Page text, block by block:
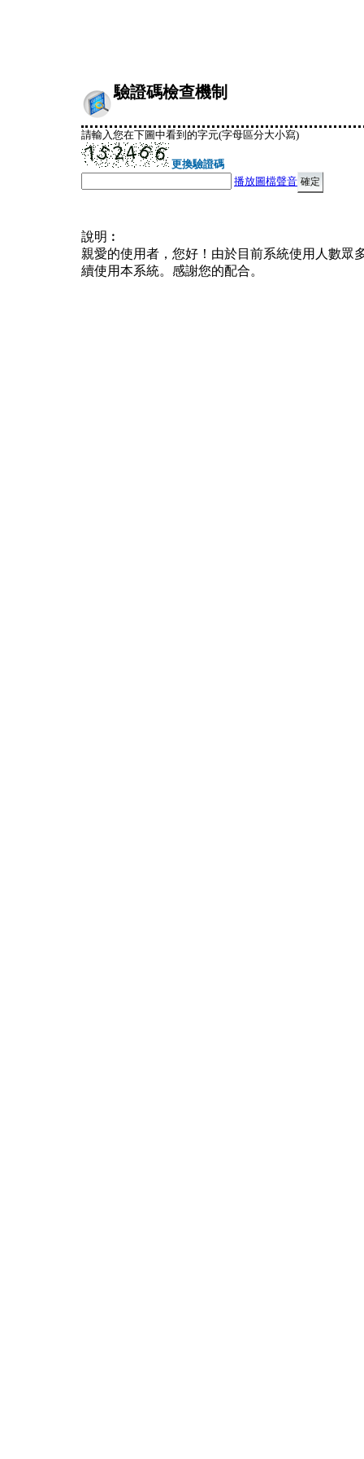
驗證碼檢查機制
請輸入您在下圖中看到的字元(字母區分大小寫)
更換驗證碼
播放圖檔聲音
說明︰
親愛的使用者，您好！由於目前系統使用人數眾
續使用本系統。感謝您的配合。